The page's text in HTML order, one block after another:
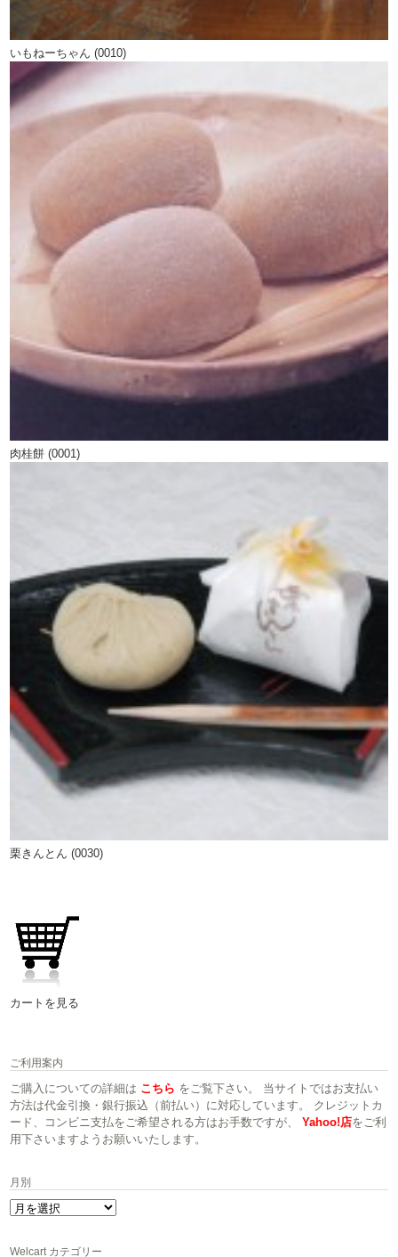
いもねーちゃん (0010)
肉桂餅 (0001)
栗きんとん (0030)
カートを見る
ご利用案内
ご購入についての詳細は こちら をご覧下さい。 当サイトではお支払い
方法は代金引換・銀行振込（前払い）に対応しています。 クレジットカ
ード、コンビニ支払をご希望される方はお手数ですが、Yahoo!店をご利
用下さいますようお願いいたします。
月別
月
Welcart カテゴリー